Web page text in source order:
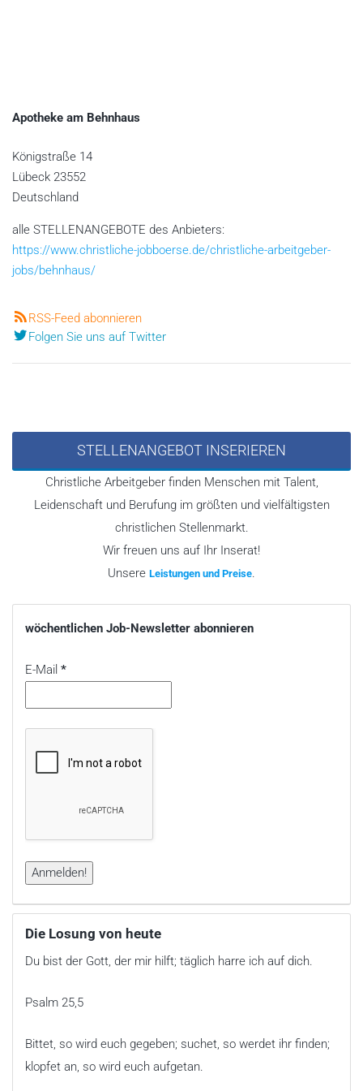
Apotheke am Behnhaus
Königstraße 14
Lübeck 23552
Deutschland
alle STELLENANGEBOTE des Anbieters:
https://www.christliche-jobboerse.de/christliche-arbeitgeber-
jobs/behnhaus/
RSS-Feed abonnieren
Folgen Sie uns auf Twitter
STELLENANGEBOT INSERIEREN
Christliche Arbeitgeber finden Menschen mit Talent,
Leidenschaft und Berufung im größten und vielfältigsten
christlichen Stellenmarkt.
Wir freuen uns auf Ihr Inserat!
Unsere Leistungen und Preise.
wöchentlichen Job-Newsletter abonnieren
E-Mail *
Die Losung von heute
Du bist der Gott, der mir hilft; täglich harre ich auf dich.
Psalm 25,5
Bittet, so wird euch gegeben; suchet, so werdet ihr finden;
klopfet an, so wird euch aufgetan.